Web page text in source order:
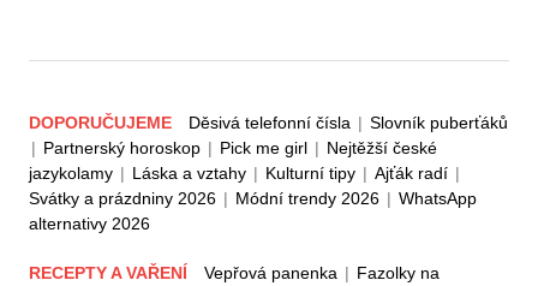
DOPORUČUJEME Děsivá telefonní čísla | Slovník puberťáků
| Partnerský horoskop | Pick me girl | Nejtěžší české
jazykolamy | Láska a vztahy | Kulturní tipy | Ajťák radí |
Svátky a prázdniny 2026 | Módní trendy 2026 | WhatsApp
alternativy 2026
RECEPTY A VAŘENÍ Vepřová panenka | Fazolky na